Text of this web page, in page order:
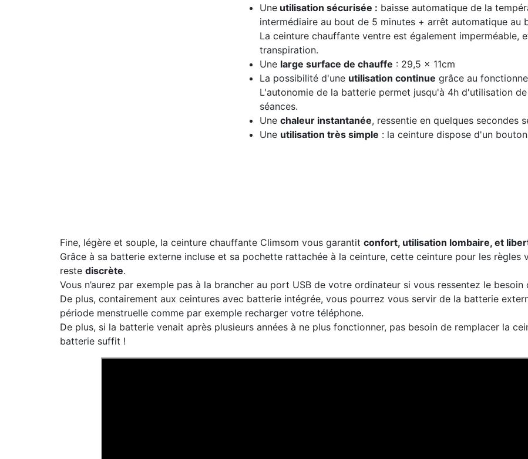
Une utilisation sécurisée : baisse automatique de la
intermédiaire au bout de 5 minutes + arrêt automatique au
La ceinture chauffante ventre est également imperméable,
transpiration.
Une large surface de chauffe : 29,5 x 11cm
La possibilité d'une utilisation continue grâce au
L'autonomie de la batterie permet jusqu'à 4h d'utilisation
séances.
Une chaleur instantanée, ressentie en quelques secondes
Une utilisation très simple : la ceinture dispose d'un
Fine, légère et souple, la ceinture chauffante Climsom vous garantit confort, utilisation lombaire, et
Grâce à sa batterie externe incluse et sa pochette rattachée à la ceinture, cette ceinture pour les
reste discrète.
Vous n’aurez par exemple pas à la brancher au port USB de votre ordinateur si vous ressentez le
De plus, contairement aux ceintures avec batterie intégrée, vous pourrez vous servir de la batterie
période menstruelle comme par exemple recharger votre téléphone.
De plus, si la batterie venait après plusieurs années à ne plus fonctionner, pas besoin de remplacer la
batterie suffit !